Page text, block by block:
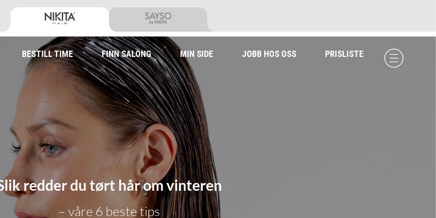
BESTILL TIME FINN SALONG MIN SIDE JOBB HOS OSS PRISLISTE
redder du tørt hår om vinteren
– våre 6 beste tips